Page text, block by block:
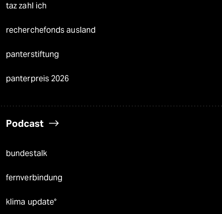
taz zahl ich
recherchefonds ausland
panterstiftung
panterpreis 2026
Podcast
bundestalk
fernverbindung
klima update°